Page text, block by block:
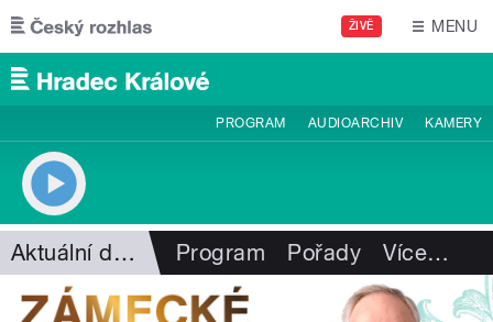
Přejít k hlavnímu obsahu
ŽIVĚ MENU
PROGRAM AUDIOARCHIV KAMERY
Aktuální dění Program Pořady Více…